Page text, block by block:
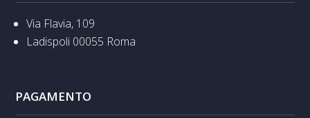
Via Flavia, 109
Ladispoli 00055 Roma
PAGAMENTO